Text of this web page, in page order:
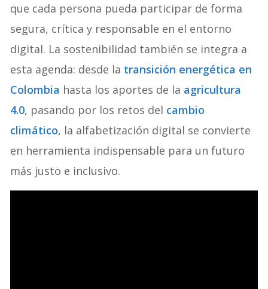
que cada persona pueda participar de forma
segura, crítica y responsable en el entorno
digital. La sostenibilidad también se integra a
esta agenda: desde la transición energética en
Colombia hasta los aportes de la agricultura
4.0, pasando por los retos del cambio
climático, la alfabetización digital se convierte
en herramienta indispensable para un futuro
más justo e inclusivo.